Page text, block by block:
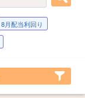
8月配当利回り